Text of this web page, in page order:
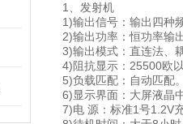
1、发射机
1)输出信号：输出四种
2)输出功率：恒功率输
3)输出模式：直连法、
4)阻抗显示：25500欧
5)负载匹配：自动匹配
6)显示界面：大屏液晶
7)电 源：标准1号1.2V